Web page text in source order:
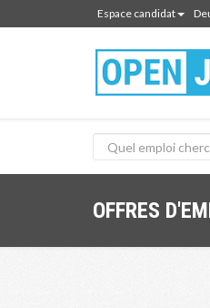
Espace candidat
OFFRES